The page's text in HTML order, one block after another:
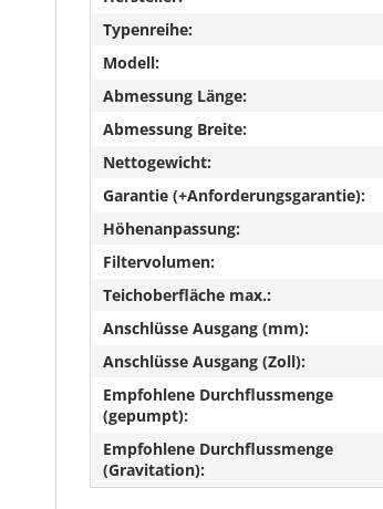
Typenreihe:
Modell:
Abmessung Länge:
Abmessung Breite:
Nettogewicht:
Garantie (+Anforderungsgarantie):
Höhenanpassung:
Filtervolumen:
Teichoberfläche max.:
Anschlüsse Ausgang (mm):
Anschlüsse Ausgang (Zoll):
Empfohlene Durchflussmenge
(gepumpt):
Empfohlene Durchflussmenge
(Gravitation):